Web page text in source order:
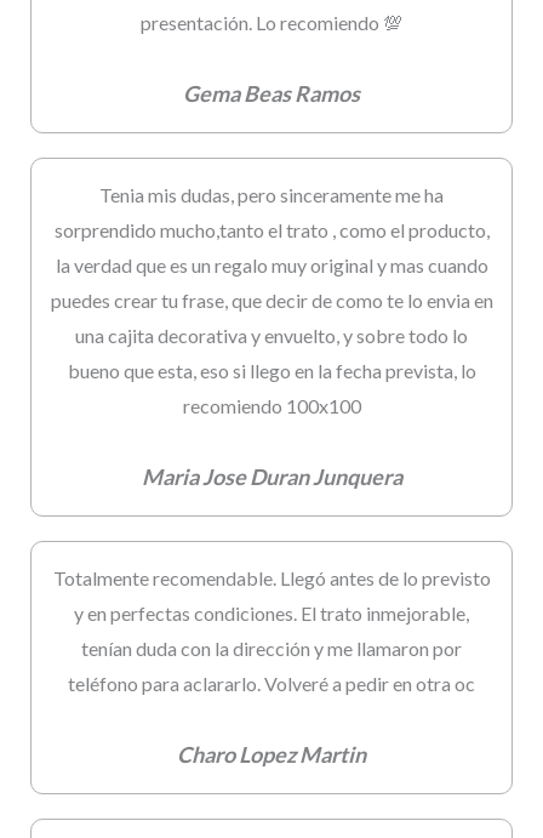
presentación. Lo recomiendo 💯
Gema Beas Ramos
Tenia mis dudas, pero sinceramente me ha
sorprendido mucho,tanto el trato , como el producto,
la verdad que es un regalo muy original y mas cuando
puedes crear tu frase, que decir de como te lo envia en
una cajita decorativa y envuelto, y sobre todo lo
bueno que esta, eso si llego en la fecha prevista, lo
recomiendo 100x100
Maria Jose Duran Junquera
Totalmente recomendable. Llegó antes de lo previsto
y en perfectas condiciones. El trato inmejorable,
tenían duda con la dirección y me llamaron por
teléfono para aclararlo. Volveré a pedir en otra oc
Charo Lopez Martin